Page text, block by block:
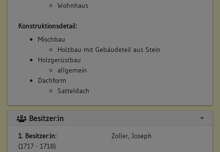
Wohnhaus
Konstruktionsdetail:
Mischbau
Holzbau mit Gebäudeteil aus Stein
Holzgerüstbau
allgemein
Dachform
Satteldach
(1660)
Besitzer:in
1. Besitzer:in:
(1717 - 1718)
Zoller, Joseph